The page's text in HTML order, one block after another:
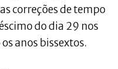
correções de tempo
do dia 29 nos
anos bissextos.